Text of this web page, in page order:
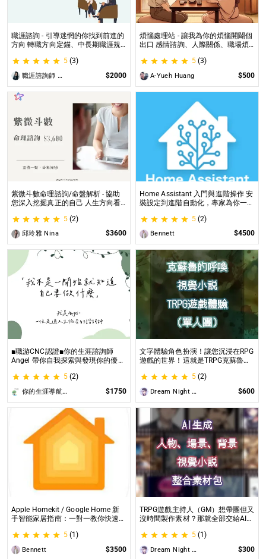
職涯諮詢 - 引導迷惘的你找到前進的
方向 轉職方向定錨、中長期職涯規
5 (3)
職涯諮詢師 阿紫 $2000
煩惱處理站 - 讓我為你的煩惱開闢個
出口 感情諮詢、人際關係、職場煩
5 (3)
A-Yueh Huang $500
紫微斗數命理諮詢/命盤解析 - 協助
您深入挖掘真正的自己 人生方向看
璀璨一生
5 (2)
邱玲雅 Nina $3600
Home Assistant 入門與進階操作 安
裝設定到進階自動化，專家為你一對
5 (2)
Bennett $4500
■職游CNC認證■你的生涯諮詢師
Angel 帶你自我探索與發現你的優勢
生涯諮詢師 Angel 為你服務😊
5 (2)
你的生涯導航諮詢師Angel $1750
文字體驗角色扮演！讓您沉浸在RPG
遊戲的世界！這就是TRPG克蘇魯的
驗桌上型角色扮演遊戲（TRPG）的
玩家所開設的體驗項目。
5 (2)
Dream Night Butterfly $600
Apple Homekit / Google Home 新
手智能家居指南：一對一教你快速入
在線解答，輕鬆打造理想的智慧生活
5 (1)
Bennett $3500
TRPG遊戲主持人（GM）想帶團但又
沒時間製作素材？那就全部交給AI來
TRPG主持人（GM）們所開設的項
目，主要是為了讓主持人能少準備一
些東西。
5 (1)
Dream Night Butterfly $300